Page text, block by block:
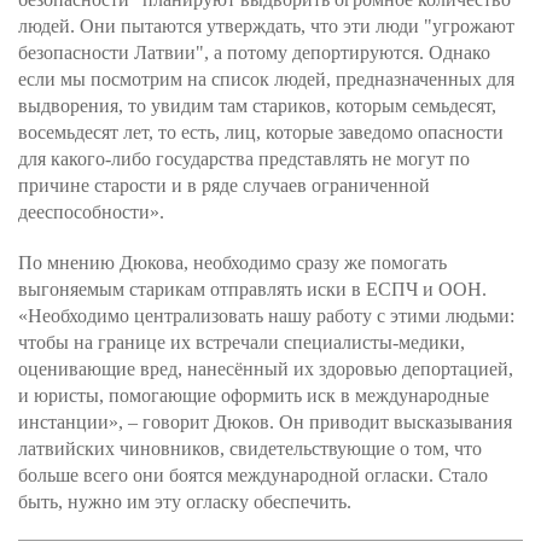
людей. Они пытаются утверждать, что эти люди "угрожают
безопасности Латвии", а потому депортируются. Однако
если мы посмотрим на список людей, предназначенных для
выдворения, то увидим там стариков, которым семьдесят,
восемьдесят лет, то есть, лиц, которые заведомо опасности
для какого-либо государства представлять не могут по
причине старости и в ряде случаев ограниченной
дееспособности».
По мнению Дюкова, необходимо сразу же помогать
выгоняемым старикам отправлять иски в ЕСПЧ и ООН.
«Необходимо централизовать нашу работу с этими людьми:
чтобы на границе их встречали специалисты-медики,
оценивающие вред, нанесённый их здоровью депортацией,
и юристы, помогающие оформить иск в международные
инстанции», – говорит Дюков. Он приводит высказывания
латвийских чиновников, свидетельствующие о том, что
больше всего они боятся международной огласки. Стало
быть, нужно им эту огласку обеспечить.